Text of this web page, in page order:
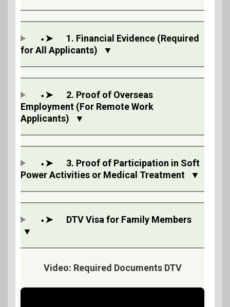
⬩➤
1. Financial Evidence (Required
for All Applicants)
▼
⬩➤
2. Proof of Overseas
Employment (For Remote Work
Applicants)
▼
⬩➤
3. Proof of Participation in Soft
Power Activities or Medical Treatment
▼
⬩➤
DTV Visa for Family Members
▼
Video: Required Documents DTV